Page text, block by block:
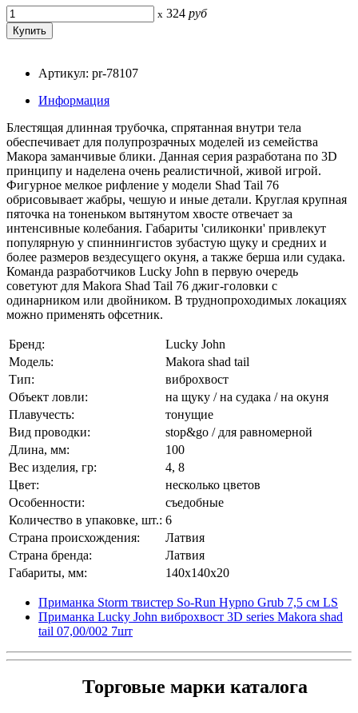
x 324 руб
Артикул: pr-78107
Информация
Блестящая длинная трубочка, спрятанная внутри тела
обеспечивает для полупрозрачных моделей из семейства
Макора заманчивые блики. Данная серия разработана по 3D
принципу и наделена очень реалистичной, живой игрой.
Фигурное мелкое рифление у модели Shad Tail 76
обрисовывает жабры, чешую и иные детали. Круглая крупная
пяточка на тоненьком вытянутом хвосте отвечает за
интенсивные колебания. Габариты 'силиконки' привлекут
популярную у спиннингистов зубастую щуку и средних и
более размеров вездесущего окуня, а также берша или судака.
Команда разработчиков Lucky John в первую очередь
советуют для Makora Shad Tail 76 джиг-головки с
одинарником или двойником. В труднопроходимых локациях
можно применять офсетник.
Бренд:
Lucky John
Модель:
Makora shad tail
Тип:
виброхвост
Объект ловли:
на щуку / на судака / на окуня
Плавучесть:
тонущие
Вид проводки:
stop&go / для равномерной
Длина, мм:
100
Вес изделия, гр:
4, 8
Цвет:
несколько цветов
Особенности:
съедобные
Количество в упаковке, шт.: 6
Страна происхождения:
Латвия
Страна бренда:
Латвия
Габариты, мм:
140x140x20
Приманка Storm твистер So-Run Hypno Grub 7,5 см LS
Приманка Lucky John виброхвост 3D series Makora shad
tail 07,00/002 7шт
Торговые марки каталога